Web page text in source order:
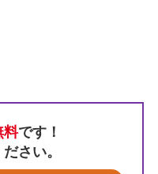
料です！
さい。